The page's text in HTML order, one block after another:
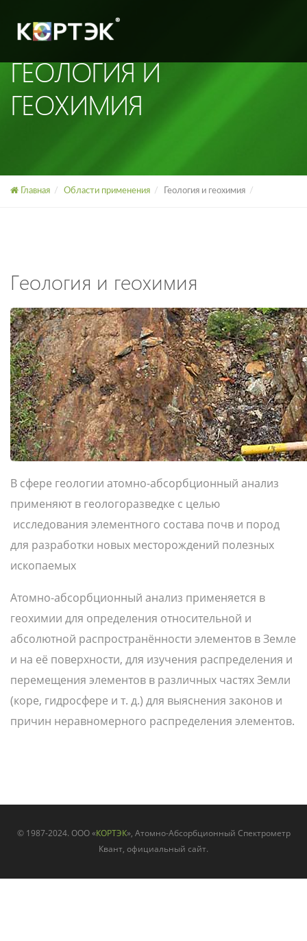
ГЕОЛОГИЯ И
ГЕОХИМИЯ
Главная Области применения Геология и геохимия
Геология и геохимия
В сфере геологии атомно-абсорбционный анализ
применяют в геологоразведке с целью
исследования элементного состава почв и пород
для разработки новых месторождений полезных
ископаемых
Атомно-абсорбционный анализ применяется в
геохимии для определения относительной и
абсолютной распространённости элементов в Земле
и на её поверхности, для изучения распределения и
перемещения элементов в различных частях Земли
(коре, гидросфере и т. д.) для выяснения законов и
причин неравномерного распределения элементов.
© 1987-2024. ООО «КОРТЭК», Атомно-Абсорбционный Спектрометр
Квант, официальный сайт.